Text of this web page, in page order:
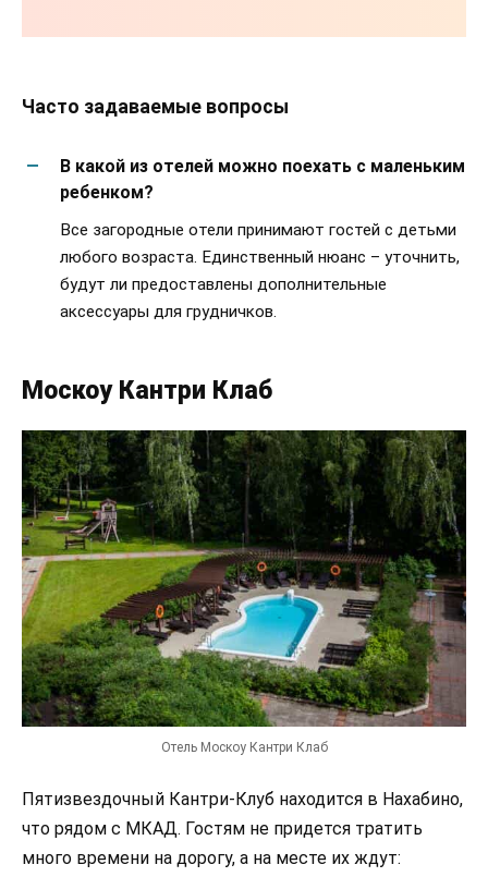
Часто задаваемые вопросы
В какой из отелей можно поехать с маленьким
ребенком?
Все загородные отели принимают гостей с детьми
любого возраста. Единственный нюанс – уточнить,
будут ли предоставлены дополнительные
аксессуары для грудничков.
Москоу Кантри Клаб
Отель Москоу Кантри Клаб
Пятизвездочный Кантри-Клуб находится в Нахабино,
что рядом с МКАД. Гостям не придется тратить
много времени на дорогу, а на месте их ждут: